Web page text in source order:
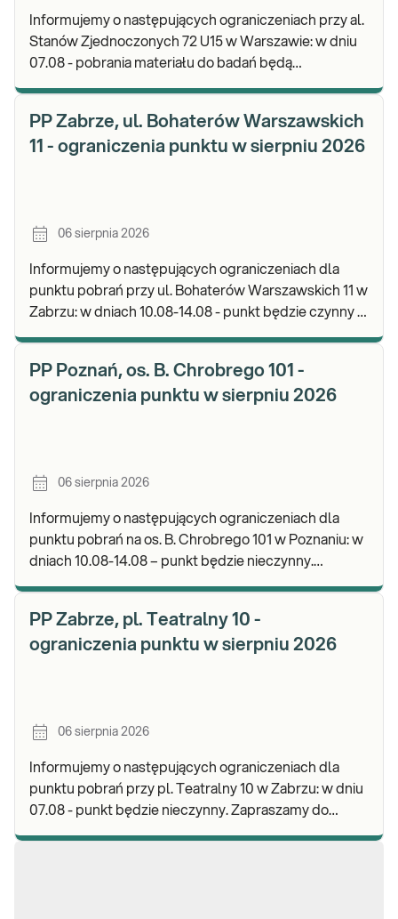
Informujemy o następujących ograniczeniach przy al.
Stanów Zjednoczonych 72 U15 w Warszawie: w dniu
07.08 - pobrania materiału do badań będą
PP Zabrze, ul. Bohaterów Warszawskich
11 - ograniczenia punktu w sierpniu 2026
06 sierpnia 2026
Informujemy o następujących ograniczeniach dla
punktu pobrań przy ul. Bohaterów Warszawskich 11 w
Zabrzu: w dniach 10.08-14.08 - punkt będzie czynny w
PP Poznań, os. B. Chrobrego 101 -
ograniczenia punktu w sierpniu 2026
06 sierpnia 2026
Informujemy o następujących ograniczeniach dla
punktu pobrań na os. B. Chrobrego 101 w Poznaniu: w
dniach 10.08-14.08 – punkt będzie nieczynny.
PP Zabrze, pl. Teatralny 10 -
ograniczenia punktu w sierpniu 2026
06 sierpnia 2026
Informujemy o następujących ograniczeniach dla
punktu pobrań przy pl. Teatralny 10 w Zabrzu: w dniu
07.08 - punkt będzie nieczynny. Zapraszamy do